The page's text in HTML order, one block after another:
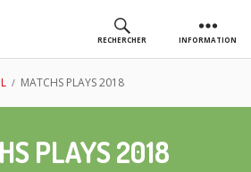
RECHERCHER INFORMATION
AS GOLF
CHASSIEU
MATCHS PLAYS 2018
PLAYS 2018